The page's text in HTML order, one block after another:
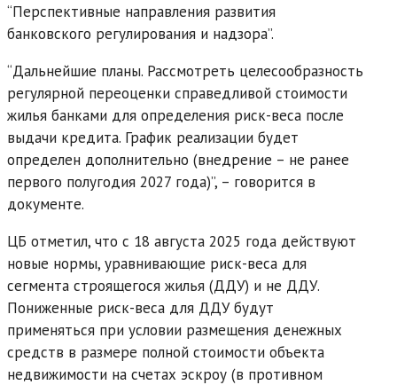
“Перспективные направления развития
банковского регулирования и надзора”.
“Дальнейшие планы. Рассмотреть целесообразность
регулярной переоценки справедливой стоимости
жилья банками для определения риск-веса после
выдачи кредита. График реализации будет
определен дополнительно (внедрение – не ранее
первого полугодия 2027 года)”, – говорится в
документе.
ЦБ отметил, что с 18 августа 2025 года действуют
новые нормы, уравнивающие риск-веса для
сегмента строящегося жилья (ДДУ) и не ДДУ.
Пониженные риск-веса для ДДУ будут
применяться при условии размещения денежных
средств в размере полной стоимости объекта
недвижимости на счетах эскроу (в противном